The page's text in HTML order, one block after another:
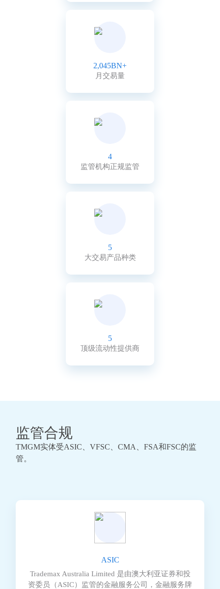
2,045BN+
月交易量
4
监管机构正规监管
5
大交易产品种类
5
顶级流动性提供商
监管合规
TMGM实体受ASIC、VFSC、CMA、FSA和FSC的监
管。
ASIC
Trademax Australia Limited 是由澳大利亚证券和投
资委员（ASIC）监管的金融服务公司，金融服务牌